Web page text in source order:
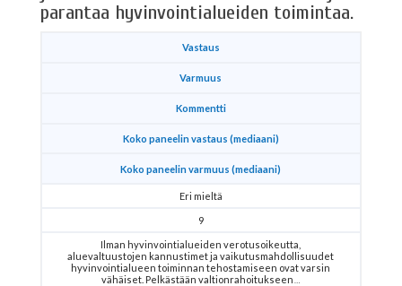
parantaa hyvinvointialueiden toimintaa.
Vastaus
Varmuus
Kommentti
Koko paneelin vastaus (mediaani)
Koko paneelin varmuus (mediaani)
Eri mieltä
9
Ilman hyvinvointialueiden verotusoikeutta,
aluevaltuustojen kannustimet ja vaikutusmahdollisuudet
hyvinvointialueen toiminnan tehostamiseen ovat varsin
vähäiset. Pelkästään valtionrahoitukseen